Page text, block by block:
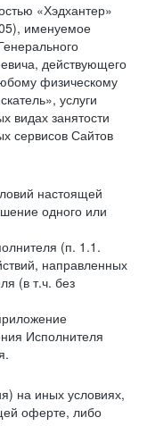
«Хэдхантер»
именуемое
действующего
физическому
услуги
видах занятости
сервисов Сайтов
настоящей
одного или
(п. 1.1.
направленных
(в т.ч. без
Исполнителя
на иных условиях,
оферте, либо